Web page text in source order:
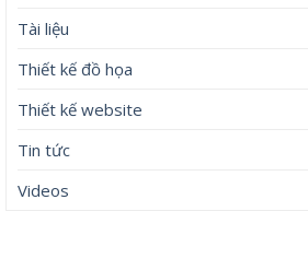
Tài liệu
Thiết kế đồ họa
Thiết kế website
Tin tức
Videos